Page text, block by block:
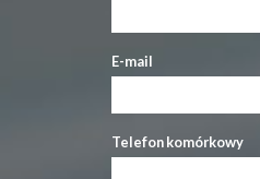
E-mail
Telefon komórkowy